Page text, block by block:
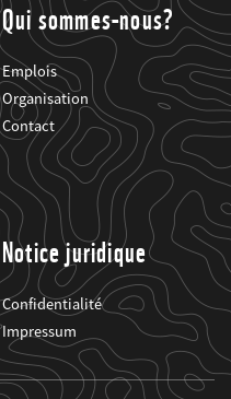
Qui sommes-nous?
Emplois
Organisation
Contact
Notice juridique
Confidentialité
Impressum